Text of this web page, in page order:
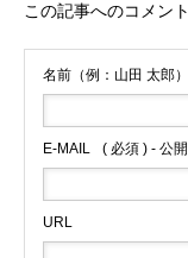
この記事へのコメン
名前（例：山田 太郎）
E-MAIL ( 必須 ) - 公
URL